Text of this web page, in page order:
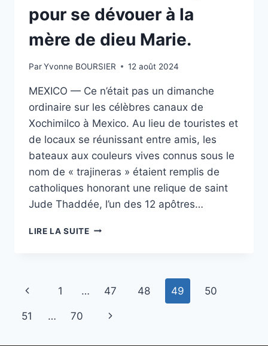
pour se dévouer à la
mère de dieu Marie.
ParYvonne BOURSIER 12 août 2024
MEXICO — Ce n’était pas un dimanche
ordinaire sur les célèbres canaux de
Xochimilco à Mexico. Au lieu de touristes et
de locaux se réunissant entre amis, les
bateaux aux couleurs vives connus sous le
nom de « trajineras » étaient remplis de
catholiques honorant une relique de saint
Jude Thaddée, l’un des 12 apôtres…
LIRE LA SUITELES
RELIQUE
SAINT
Page
navigation
Previous
Page
1 … 47 48 49 50
51 … 70
Next